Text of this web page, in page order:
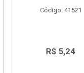
Código: 41521
R$ 5,24